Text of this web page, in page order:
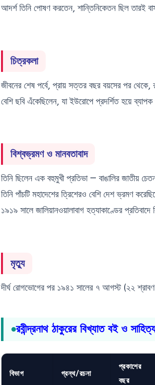
আদর্শ তিনি পোষণ করতেন, শান্তিনিকেতন ছিল তারই
চিত্রকলা
জীবনের শেষ পর্বে, প্রায় সত্তর বছর বয়সের পর থেকে,
বেশি ছবি এঁকেছিলেন, যা ইউরোপে প্রদর্শিত হয়ে
বিশ্বভ্রমণ ও মানবতাবাদ
তিনি ছিলেন এক বহুমুখী প্রতিভা — বাঙালির জাতীয়
তিনি পাঁচটি মহাদেশের ত্রিশেরও বেশি দেশ ভ্রমণ
১৯১৯ সালে জালিয়ানওয়ালাবাগ হত্যাকাণ্ডের
মৃত্যু
দীর্ঘ রোগভোগের পর ১৯৪১ সালের ৭ আগস্ট (২২ শ্রাবণ
রবীন্দ্রনাথ ঠাকুরের বিখ্যাত বই ও
বিভাগ গ্রন্থ/রচনা
প্রকাশের
বছর